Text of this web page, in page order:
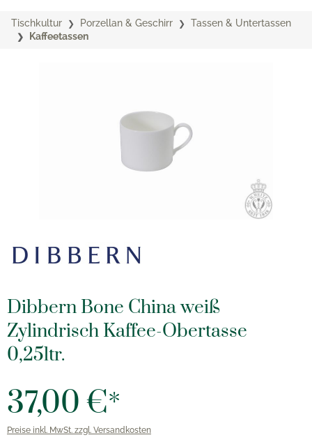
Tischkultur Porzellan & Geschirr
Tassen & Untertassen
Kaffeetassen
Dibbern Bone China weiß
Zylindrisch Kaffee-Obertasse
0,25ltr.
37,00 €*
Preise inkl. MwSt. zzgl. Versandkosten